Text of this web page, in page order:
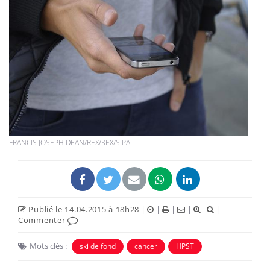
FRANCIS JOSEPH DEAN/REX/REX/SIPA
Publié le 14.04.2015 à 18h28 | | | |
|
Commenter
Mots clés : ski de fond cancer HPST